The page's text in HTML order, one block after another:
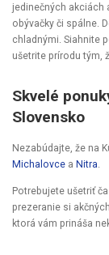
jedinečných akciách
obývačky či spálne.
chladnými. Siahnite
ušetrite prírodu tým,
Skvelé
Slovensko
Nezabúdajte, že na
Michalovce a Nitra.
Potrebujete ušetriť
prezeranie si
ktorá vám prináša